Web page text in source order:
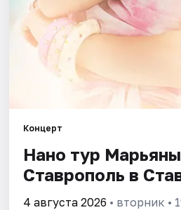
Концерт
Нано тур
Ставрополь в
4 августа 2026 • вторник •